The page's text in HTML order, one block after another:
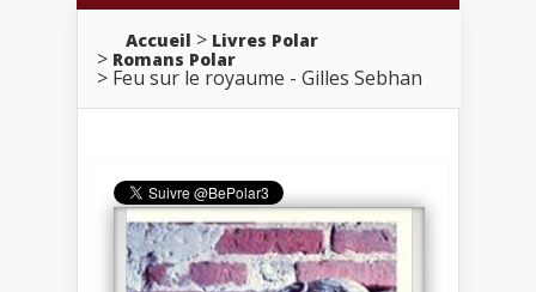
Accueil
Livres Polar
Romans Polar
Feu sur le royaume - Gilles Sebhan